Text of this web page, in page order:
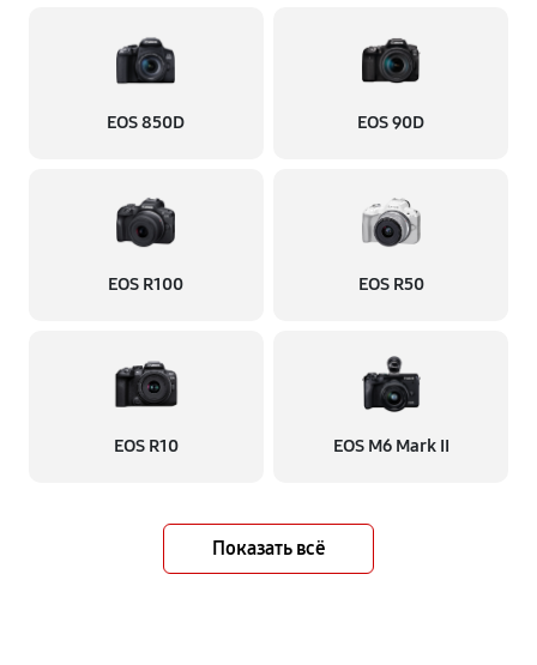
EOS 850D EOS 90D
EOS R100 EOS R50
EOS R10 EOS M6 Mark II
Показать всё